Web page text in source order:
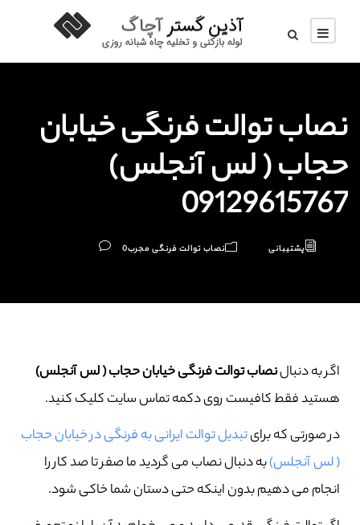
نصاب توالت فرنگی خیابان
حجاب ( لس آنجلس)
09129615767
پشتیبانی نصاب توالت فرنگی مجرب0
اگر به دنبالنصاب توالت فرنگی خیابان حجاب ( لس آنجلس)
هستید فقط کافیست روی دکمه تماس سایت کلیک کنید.
در صورتی که برایتبدیل توالت ایرانی به فرنگی در خیابان حجاب
( لس آنجلس)به دنبال نصاب می گردید ما صفر تا صد کار را
انجام می دهیم بدون اینکه حتی دستان شما خاکی شود.